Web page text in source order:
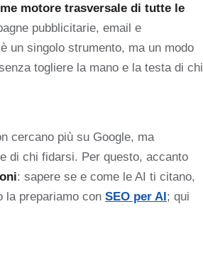
motore trasversale di tutte le
pubblicitarie, email e
un singolo strumento, ma un modo
togliere la mano e la testa di chi
cercano più su Google, ma
di chi fidarsi. Per questo, accanto
: sapere se e come le AI ti citano,
la prepariamo con SEO per AI; qui